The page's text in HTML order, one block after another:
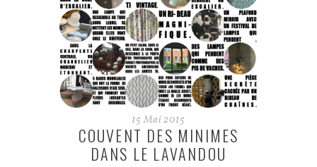
15 Mai2015
COUVENT DES MINIMES
DANS LE LAVANDOU